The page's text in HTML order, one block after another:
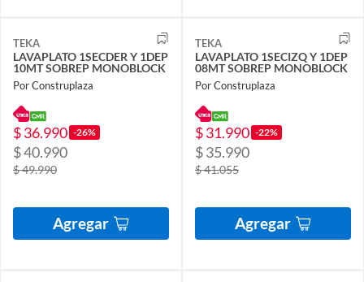
TEKA
LAVAPLATO 1SECDER Y 1DEP
10MT SOBREP MONOBLOCK
Por Construplaza
$ 36.990 -26%
$ 40.990
$ 49.990
Agregar
TEKA
LAVAPLATO 1SECIZQ Y 1DEP
08MT SOBREP MONOBLOCK
Por Construplaza
$ 31.990 -22%
$ 35.990
$ 41.055
Agregar